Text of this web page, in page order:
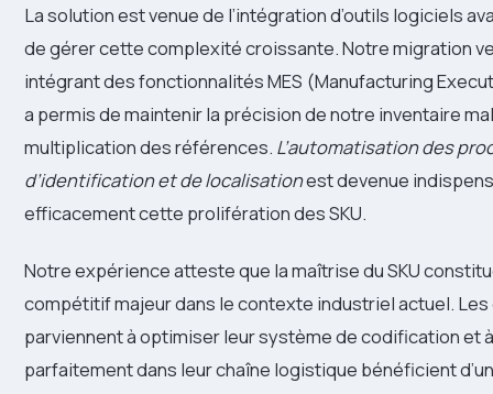
La solution est venue de l’intégration d’outils logiciels
de gérer cette complexité croissante. Notre migration
intégrant des fonctionnalités MES (Manufacturing
a permis de maintenir la précision de notre inventaire
multiplication des références. L’automatisation des
d’identification et de localisationest devenue
efficacement cette prolifération des SKU.
Notre expérience atteste que la maîtrise du SKU
compétitif majeur dans le contexte industriel actuel.
parviennent à optimiser leur système de codification et
parfaitement dans leur chaîne logistique bénéficient